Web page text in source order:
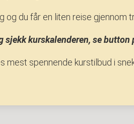
og du får en liten reise gjennom
sjekk kurskalenderen, se button
mest spennende kurstilbud i